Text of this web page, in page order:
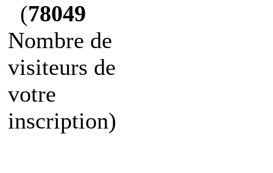
(78049
Nombre de
visiteurs de
votre
inscription)